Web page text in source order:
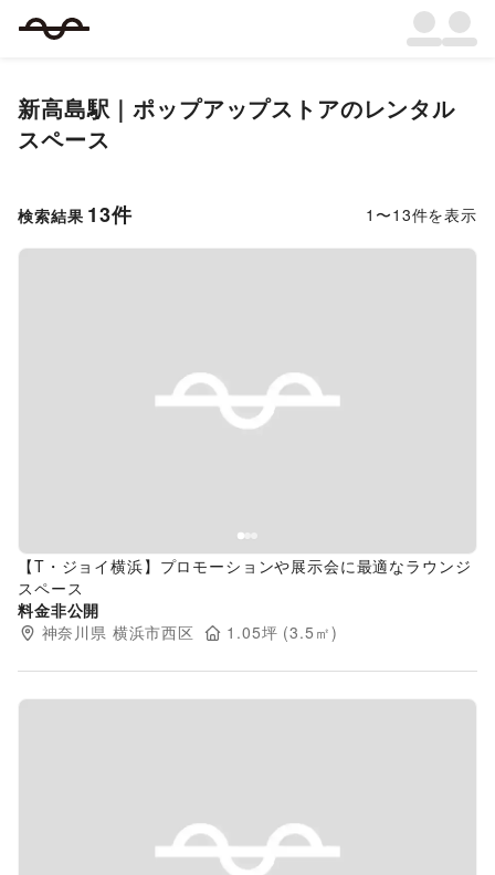
新高島駅｜ポップアップストアのレンタル
スペース
検索結果 13件 1 〜13件を表示
Previous slide
【T・ジョイ横浜】プロモーションや展示会に最適なラウンジ
スペース
料金非公開
神奈川県 横浜市西区 1.05坪 (3.5 ㎡)
Previous slide